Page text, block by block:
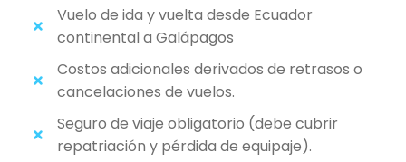
Vuelo de ida y vuelta desde Ecuador
continental a Galápagos
Costos adicionales derivados de retrasos o
cancelaciones de vuelos.
Seguro de viaje obligatorio (debe cubrir
repatriación y pérdida de equipaje).